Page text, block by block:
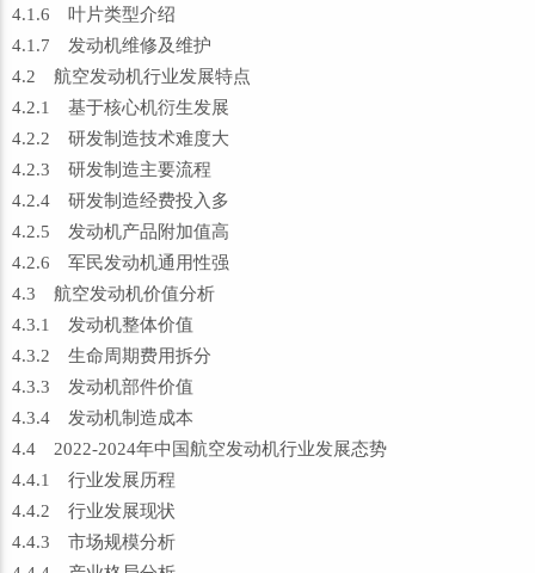
4.1.6 叶片类型介绍
4.1.7 发动机维修及维护
4.2 航空发动机行业发展特点
4.2.1 基于核心机衍生发展
4.2.2 研发制造技术难度大
4.2.3 研发制造主要流程
4.2.4 研发制造经费投入多
4.2.5 发动机产品附加值高
4.2.6 军民发动机通用性强
4.3 航空发动机价值分析
4.3.1 发动机整体价值
4.3.2 生命周期费用拆分
4.3.3 发动机部件价值
4.3.4 发动机制造成本
4.4 2022-2024年中国航空发动机行业发展态势
4.4.1 行业发展历程
4.4.2 行业发展现状
4.4.3 市场规模分析